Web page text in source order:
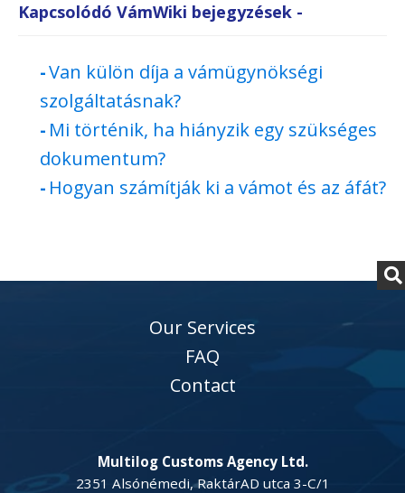
Kapcsolódó VámWiki bejegyzések -
Van külön díja a vámügynökségi
szolgáltatásnak?
Mi történik, ha hiányzik egy szükséges
dokumentum?
Hogyan számítják ki a vámot és az áfát?
Multilog Customs Agency Ltd.
2351 Alsónémedi, RaktárAD utca 3-C/1
Our Services
FAQ
Contact